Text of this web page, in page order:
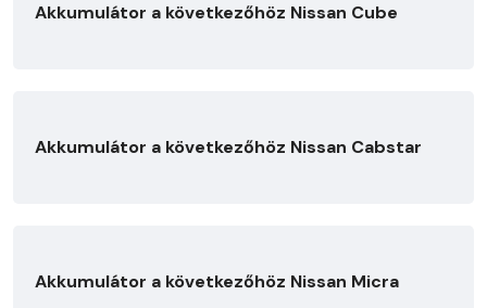
Akkumulátor a következőhöz Nissan Cube
Akkumulátor a következőhöz Nissan Cabstar
Akkumulátor a következőhöz Nissan Micra